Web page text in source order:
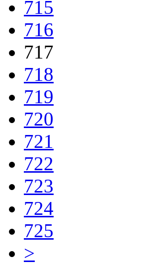
715
716
717
718
719
720
721
722
723
724
725
>